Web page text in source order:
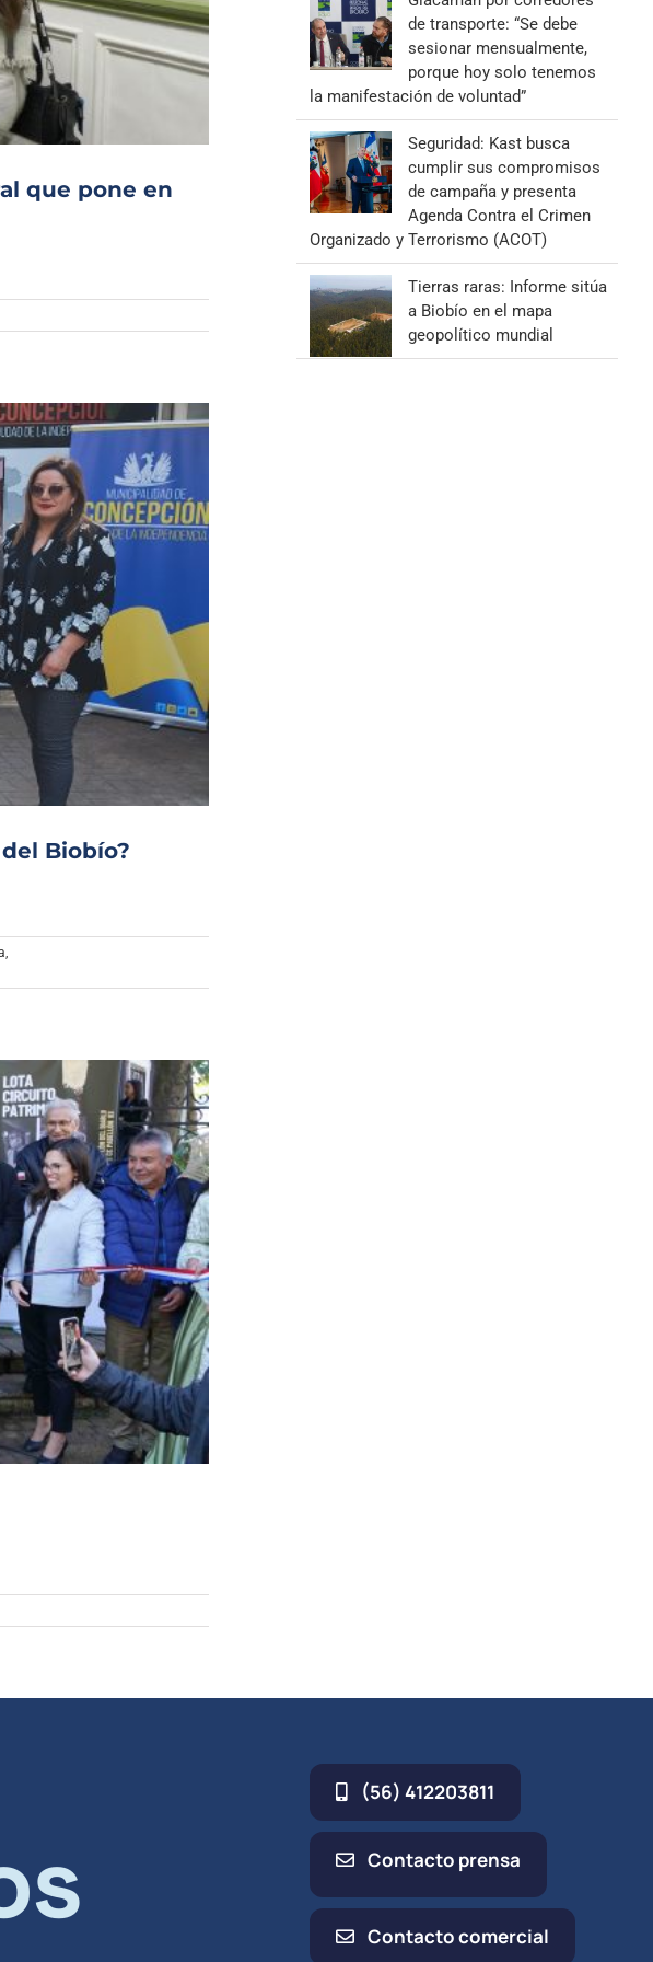
que pone en
Biobío?
,
de transporte: “Se debe
sesionar mensualmente,
porque hoy solo tenemos
la manifestación de voluntad”
Seguridad: Kast busca
cumplir sus compromisos
de campaña y presenta
Agenda Contra el Crimen
Organizado y Terrorismo (ACOT)
Tierras raras: Informe sitúa
a Biobío en el mapa
geopolítico mundial
(56) 412203811
Contacto prensa
Contacto comercial